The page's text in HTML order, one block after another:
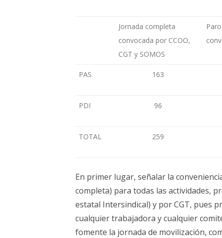
Jornada completa
convocada por CCOO,
CGT y SOMOS
PAS 163
PDI 96
TOTAL 259
En primer lugar, señalar la
completa) para todas las actividades,
estatal Intersindical) y por CGT, pues
cualquier trabajadora y cualquier
fomente la jornada de movilización,